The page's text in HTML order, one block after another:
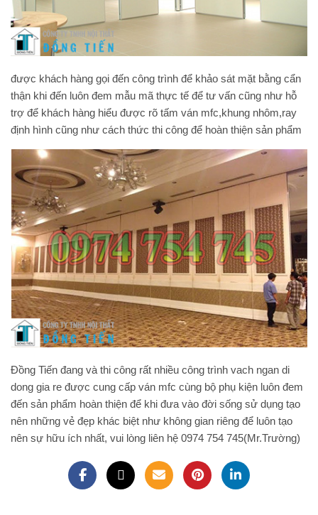
được khách hàng gọi đến công trình để khảo sát mặt bằng cẩn
thận khi đến luôn đem mẫu mã thực tế để tư vấn cũng như hỗ
trợ để khách hàng hiểu được rõ tấm ván mfc,khung nhôm,ray
định hình cũng như cách thức thi công để hoàn thiện sản phẩm
Đồng Tiến đang và thi công rất nhiều công trình vach ngan di
dong gia re được cung cấp ván mfc cùng bộ phụ kiện luôn đem
đến sản phẩm hoàn thiện để khi đưa vào đời sống sử dụng tạo
nên những vẻ đẹp khác biệt như không gian riêng để luôn tạo
nên sự hữu ích nhất, vui lòng liên hệ 0974 754 745(Mr.Trường)